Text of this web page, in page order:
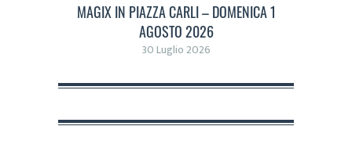
MAGIX IN PIAZZA CARLI – DOMENICA 1
AGOSTO 2026
30 Luglio 2026